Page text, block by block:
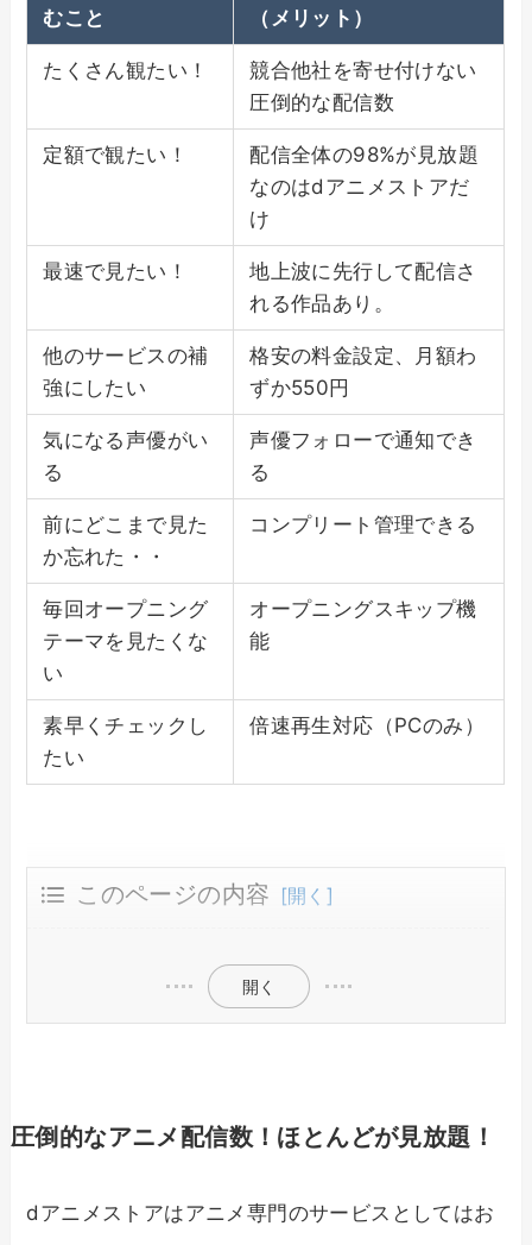
むこと
（メリット）
たくさん観たい！
競合他社を寄せ付けない
圧倒的な配信数
定額で観たい！
配信全体の98%が見放題
なのはdアニメストアだ
け
最速で見たい！
地上波に先行して配信さ
れる作品あり。
他のサービスの補
強にしたい
格安の料金設定、月額わ
ずか550円
気になる声優がい
る
声優フォローで通知でき
る
前にどこまで見た
か忘れた・・
コンプリート管理できる
毎回オープニング
テーマを見たくな
い
オープニングスキップ機
能
素早くチェックし
たい
倍速再生対応（PCのみ）
このページの内容
開く
圧倒的なアニメ配信数！ほとんどが見放題！
dアニメストアはアニメ専門のサービスとしてはお